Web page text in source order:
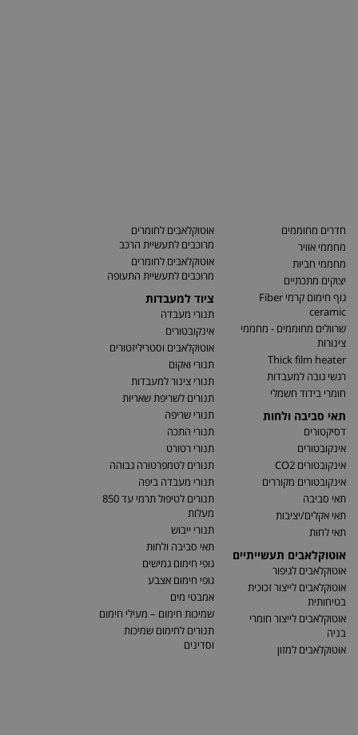
חדרים מחוממים
מחממי אוויר
מחממי חביות
יצוקים מתכתיים
גוף חימום קרמי Fiber
ceramic
שרוולים מחוממים - מחממי
צינורות
Thick film heater
רגשי גובה למעבדות
חומרי בידוד חשמלי
תאי סביבה ולחות
דסיקטורים
אינקובטורים
אינקובטורים CO2
אינקובטורים מקוררים
תאי סביבה
תאי אקלים/יציבות
תאי לחות
אוטוקלאבים תעשייתיים
אוטוקלאבים לגיפור
אוטוקלאבים לייצור זכוכית
בטיחותית
אוטוקלאבים לייצור חומרי
בניה
אוטוקלאבים למזון
אוטוקלאבים לחומרים
מרוכבים לתעשיית הרכב
אוטוקלאבים לחומרים
מרוכבים לתעשיית התעופה
ציוד למעבדות
תנורי מעבדה
אינקובטורים
אוטוקלאבים וסטריליזטורים
תנורי ואקום
תנורי צינור למעבדות
תנורים לשריפת שאריות
תנורי שריפה
תנורי התכה
תנורי רטורט
תנורים לטמפרטורה גבוהה
תנורי מעבדה ביפה
תנורים לטיפול תרמי עד 850
מעלות
תנורי ייבוש
תאי סביבה ולחות
גופי חימום גמישים
גופי חימום אצבע
אמבטי מים
שמיכות חימום – מעילי חימום
תנורים לחימום שמיכות
וסדינים